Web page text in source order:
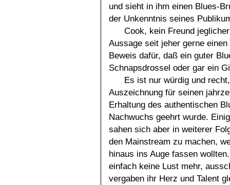
und sieht in ihm einen Blues-
der Unkenntnis seines
Cook, kein Freund
Aussage seit jeher gerne
Beweis dafür, daß ein guter
Schnapsdrossel oder gar ein
Es ist nur würdig und
Auszeichnung für seinen
Erhaltung des authentischen
Nachwuchs geehrt wurde.
sahen sich aber in weiterer
den Mainstream zu machen,
hinaus ins Auge fassen
einfach keine Lust mehr,
vergaben ihr Herz und Talent